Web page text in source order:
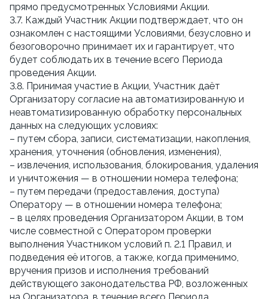
прямо предусмотренных Условиями Акции.
3.7. Каждый Участник Акции подтверждает, что он
ознакомлен с настоящими Условиями, безусловно и
безоговорочно принимает их и гарантирует, что
будет соблюдать их в течение всего Периода
проведения Акции.
3.8. Принимая участие в Акции, Участник даёт
Организатору согласие на автоматизированную и
неавтоматизированную обработку персональных
данных на следующих условиях:
– путем сбора, записи, систематизации, накопления,
хранения, уточнения (обновления, изменения),
– извлечения, использования, блокирования, удаления
и уничтожения — в отношении номера телефона;
– путем передачи (предоставления, доступа)
Оператору — в отношении номера телефона;
– в целях проведения Организатором Акции, в том
числе совместной с Оператором проверки
выполнения Участником условий п. 2.1 Правил, и
подведения её итогов, а также, когда применимо,
вручения призов и исполнения требований
действующего законодательства РФ, возложенных
на Организатора, в течение всего Периода